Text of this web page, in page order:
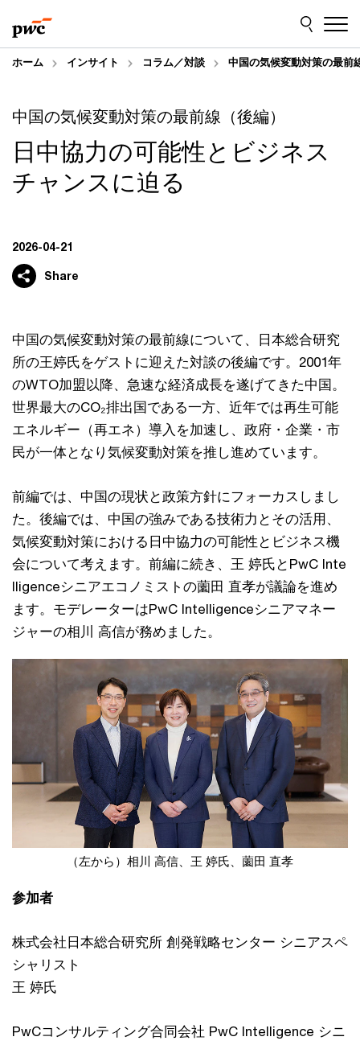
to
content
to
footer
ホーム インサイト コラム／対談 中国の気候変動対策の最前
中国の気候変動対策の最前線（後編）
日中協力の可能性とビジネス
チャンスに迫る
2026-04-21
Share
中国の気候変動対策の最前線について、日本総合研究
所の王婷氏をゲストに迎えた対談の後編です。2001年
のWTO加盟以降、急速な経済成長を遂げてきた中国。
世界最大のCO₂排出国である一方、近年では再生可能
エネルギー（再エネ）導入を加速し、政府・企業・市
民が一体となり気候変動対策を推し進めています。
前編では、中国の現状と政策方針にフォーカスしまし
た。後編では、中国の強みである技術力とその活用、
気候変動対策における日中協力の可能性とビジネス機
会について考えます。前編に続き、王 婷氏とPwC Inte
lligenceシニアエコノミストの薗田 直孝が議論を進め
ます。モデレーターはPwC Intelligenceシニアマネー
ジャーの相川 高信が務めました。
（左から）相川 高信、王 婷氏、薗田 直孝
参加者
株式会社日本総合研究所 創発戦略センター シニアスペ
シャリスト
王 婷氏
PwCコンサルティング合同会社 PwC Intelligence シニ